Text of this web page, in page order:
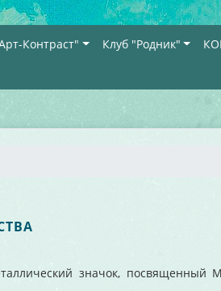
Контраст" Клуб "Родник"
значок,